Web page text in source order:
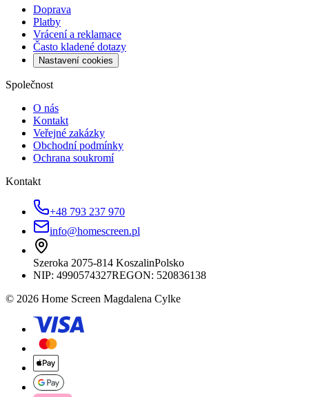
Doprava
Platby
Vrácení a reklamace
Často kladené dotazy
Nastavení cookies
Společnost
O nás
Kontakt
Veřejné zakázky
Obchodní podmínky
Ochrana soukromí
Kontakt
+48 793 237 970
info@homescreen.pl
Szeroka 2075-814 KoszalinPolsko
NIP: 4990574327REGON: 520836138
© 2026 Home Screen Magdalena Cylke